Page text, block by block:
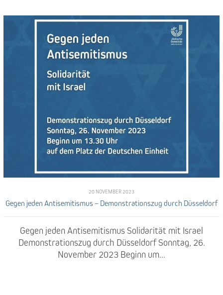
20 NOVEMBER 2023
Gegen jeden Antisemitismus – Demonstrationszug durch Düsseldorf
Gegen jeden Antisemitismus Solidarität mit Israel
Demonstrationszug durch Düsseldorf Sonntag, 26.
November 2023 Beginn um...